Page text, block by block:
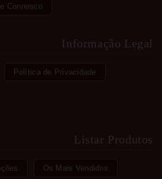
Connosco
Informação Legal
Política de Privacidade
Listar Produtos
Os Mais Vendidos